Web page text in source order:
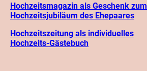
Hochzeitsmagazin als Geschenk zum
Hochzeitsjubiläum des Ehepaares
Hochzeitszeitung als individuelles
Hochzeits-Gästebuch